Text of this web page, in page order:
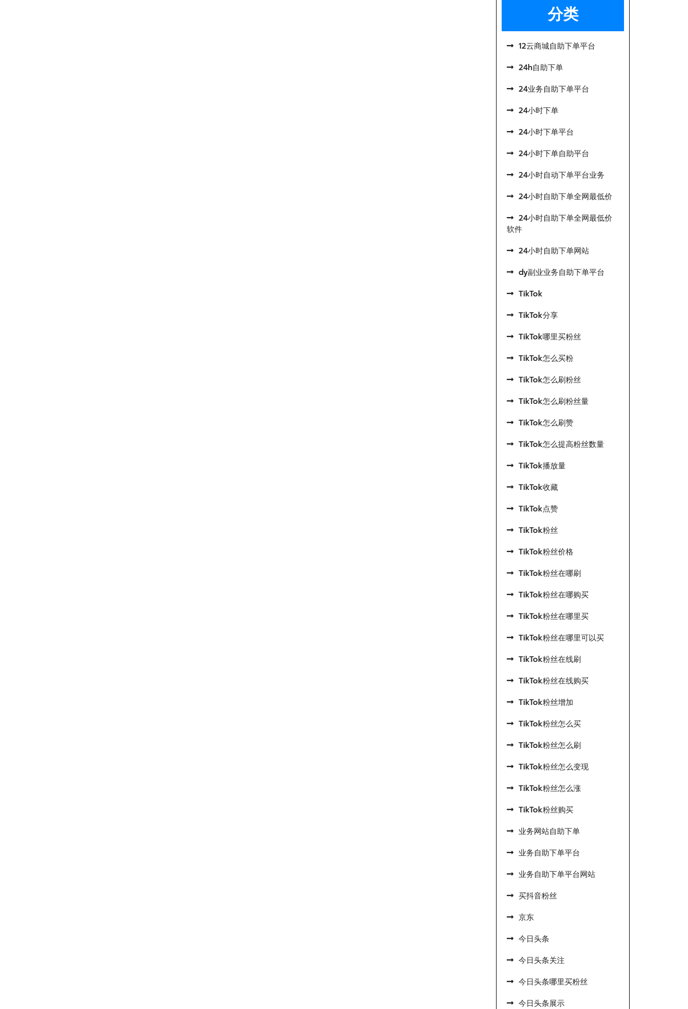
分类
12云商城自助下单平台
24h自助下单
24业务自助下单平台
24小时下单
24小时下单平台
24小时下单自助平台
24小时自动下单平台业务
24小时自助下单全网最低价
24小时自助下单全网最低价
软件
24小时自助下单网站
dy副业业务自助下单平台
TikTok
TikTok分享
TikTok哪里买粉丝
TikTok怎么买粉
TikTok怎么刷粉丝
TikTok怎么刷粉丝量
TikTok怎么刷赞
TikTok怎么提高粉丝数量
TikTok播放量
TikTok收藏
TikTok点赞
TikTok粉丝
TikTok粉丝价格
TikTok粉丝在哪刷
TikTok粉丝在哪购买
TikTok粉丝在哪里买
TikTok粉丝在哪里可以买
TikTok粉丝在线刷
TikTok粉丝在线购买
TikTok粉丝增加
TikTok粉丝怎么买
TikTok粉丝怎么刷
TikTok粉丝怎么变现
TikTok粉丝怎么涨
TikTok粉丝购买
业务网站自助下单
业务自助下单平台
业务自助下单平台网站
买抖音粉丝
京东
今日头条
今日头条关注
今日头条哪里买粉丝
今日头条展示